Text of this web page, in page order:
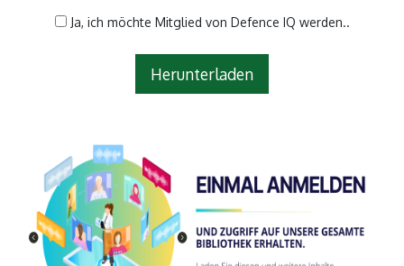
Ja, ich möchte Mitglied von Defence IQ werden..
Herunterladen